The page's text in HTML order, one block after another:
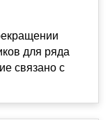
для ряда
связано с